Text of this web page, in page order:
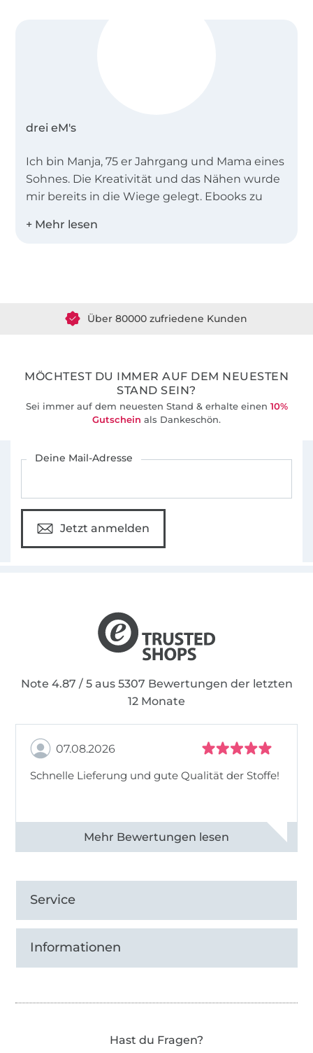
drei eM's
Ich bin Manja, 75 er Jahrgang und Mama eines
Sohnes. Die Kreativität und das Nähen wurde
mir bereits in die Wiege gelegt. Ebooks zu
Leidenschaft.
MÖCHTEST DU IMMER AUF DEM NEUESTEN
STAND SEIN?
Sei immer auf dem neuesten Stand & erhalte einen 10%
Gutschein als Dankeschön.
Deine Mail-Adresse
Jetzt anmelden
Note 4.87 / 5 aus 5307 Bewertungen der letzten
12 Monate
07.08.2026
Schnelle Lieferung und gute Qualität der Stoffe!
Alle 82968 Bewertungen ansehen
Service
Informationen
Hast du Fragen?